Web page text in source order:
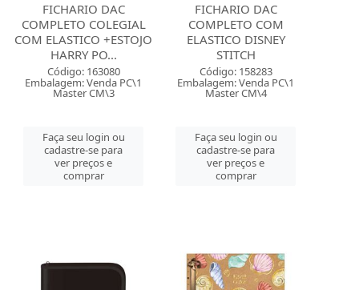
FICHARIO DAC
COMPLETO COLEGIAL
COM ELASTICO +ESTOJO
HARRY PO...
Código: 163080
Embalagem: Venda PC\1
Master CM\3
Faça seu login ou
cadastre-se para
ver preços e
comprar
FICHARIO DAC
COMPLETO COM
ELASTICO DISNEY
STITCH
Código: 158283
Embalagem: Venda PC\1
Master CM\4
Faça seu login ou
cadastre-se para
ver preços e
comprar